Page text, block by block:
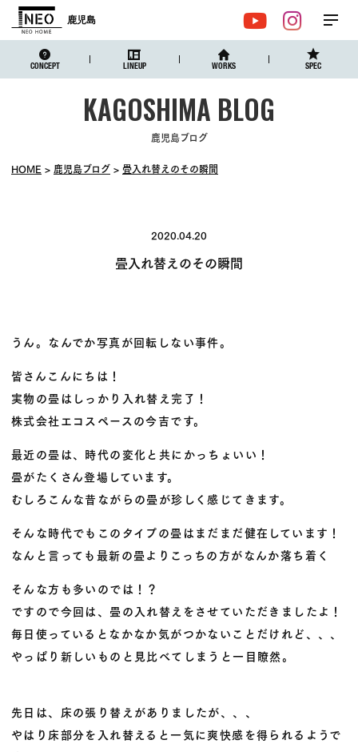
鹿児島
CONCEPT LINEUP WORKS SPEC
YouTube
メ
鹿児島ブログ
HOME 鹿児島ブログ 畳入れ替えのその瞬間
2020.04.20
畳入れ替えのその瞬間
うん。なんでか写真が回転しない事件。
皆さんこんにちは！
実物の畳はしっかり入れ替え完了！
株式会社エコスペースの今吉です。
最近の畳は、時代の変化と共にかっちょいい！
畳がたくさん登場しています。
むしろこんな昔ながらの畳が珍しく感じてきます。
そんな時代でもこのタイプの畳はまだまだ健在しています！
なんと言っても最新の畳よりこっちの方がなんか落ち着く
そんな方も多いのでは！？
ですので今回は、畳の入れ替えをさせていただきましたよ！
毎日使っているとなかなか気がつかないことだけれど、、、
やっぱり新しいものと見比べてしまうと一目瞭然。
先日は、床の張り替えがありましたが、、、
やはり床部分を入れ替えると一気に爽快感を得られるようで